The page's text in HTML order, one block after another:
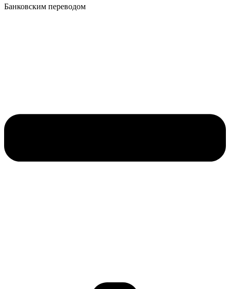
Банковским переводом